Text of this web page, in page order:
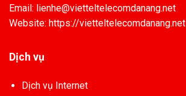
Email: lienhe@vietteltelecomdanang.net
Website: https://vietteltelecomdanang.net
Dịch vụ
Dịch vụ Internet